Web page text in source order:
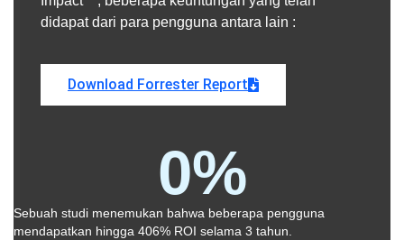
didapat dari para pengguna antara lain :
Download Forrester Report
Sebuah studi menemukan bahwa beberapa pengguna
mendapatkan hingga 406% ROI selama 3 tahun.
0%